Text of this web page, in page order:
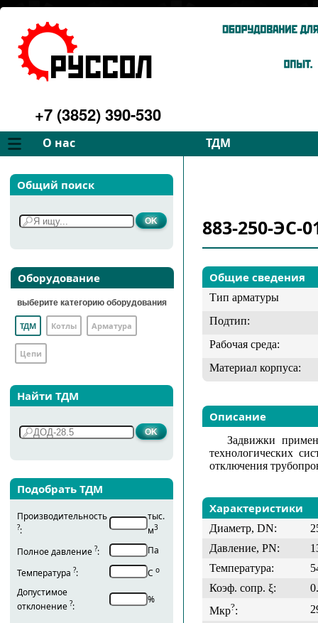
+7 (3852) 390-530
О нас ТДМ
Компания
Философия
Услуги
Галерея
Контакты
Запчасти
Подбор
Общий поиск
Оборудование
выберите категорию оборудования
ТДМ Котлы Арматура
Цепи
Найти ТДМ
Подобрать ТДМ
Производительность
?:
тыс.
м3
Полное давление ?:
Па
Температура ?: С о
Допустимое
отклонение ?:
%
883-250-ЭС-
Общие сведения
Тип арматуры
Подтип:
Рабочая среда:
Материал корпуса:
Описание
Задвижки
технологических
отключения
Характеристики
Диаметр, DN:
Давление, PN:
Температура:
Коэф. сопр. ξ:
Мкр?: